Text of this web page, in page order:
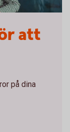
att
på dina